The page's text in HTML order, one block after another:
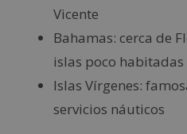
Vicente
Bahamas: cerca de
islas poco habitadas
Islas Vírgenes:
servicios náuticos